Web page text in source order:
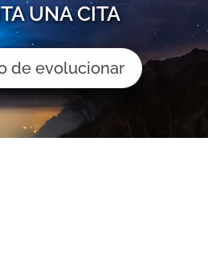
UNA CITA
de evolucionar